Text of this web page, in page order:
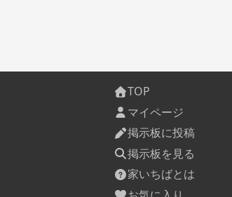
TOP
マイページ
掲示板に投稿
掲示板を見る
家いちばとは